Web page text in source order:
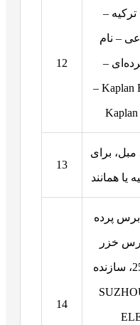
–
– نام
–
شرکت: Kaplan Brode –
12
مبل، برای
یا همانند
13
پرده
خزر
مدل توربو 2500، سازنده
14